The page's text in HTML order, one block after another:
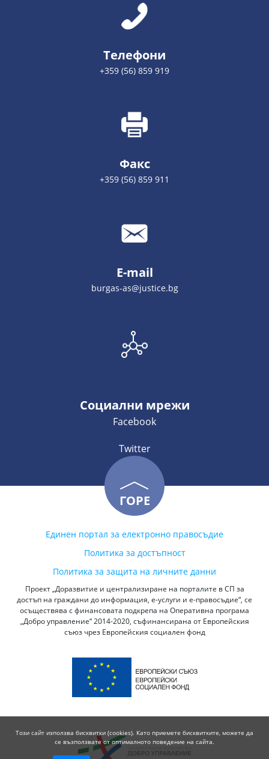
Телефони
+359 (56) 859 919
Факс
+359 (56) 859 911
E-mail
burgas-as@justice.bg
Социални мрежи
Facebook
Twitter
ГОРЕ
Единен портал за електронно правосъдие
Политика за достъпност
Политика за защита на личните данни
Проект „Доразвитие и централизиране на порталите в СП за
достъп на граждани до информация, е-услуги и е-правосъдие“, се
осъществява с финансовата подкрепа на Оперативна програма
„Добро управление“ 2014-2020, съфинансирана от Европейския
съюз чрез Европейския социален фонд
Този сайт използва бисквитки (cookies). Като приемете бисквитките, можете да
се възползвате от оптималното поведение на сайта.